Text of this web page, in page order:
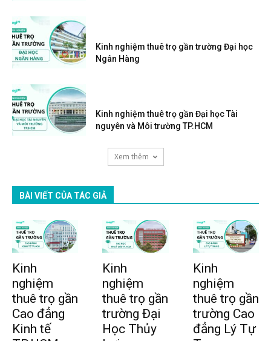
Kinh nghiệm thuê trọ gần trường Đại học
Ngân Hàng
Kinh nghiệm thuê trọ gần Đại học Tài
nguyên và Môi trường TP.HCM
Xem thêm
BÀI VIẾT CỦA TÁC GIẢ
Kinh
nghiệm
thuê trọ gần
Cao đẳng
Kinh tế
Kinh
nghiệm
thuê trọ gần
trường Đại
Học Thủy
Kinh
nghiệm
thuê trọ gần
trường Cao
đẳng Lý Tự